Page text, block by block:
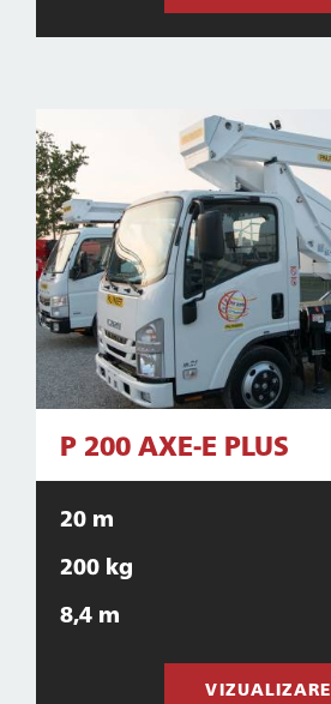
P 200 AXE-E PLUS
20 m
200 kg
8,4 m
VIZUALIZARE